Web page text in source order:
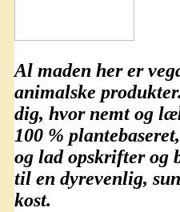
Al maden her er
animalske
dig, hvor nemt og
100 % plantebaseret
og lad opskrifter og
til en dyrevenlig,
kost.